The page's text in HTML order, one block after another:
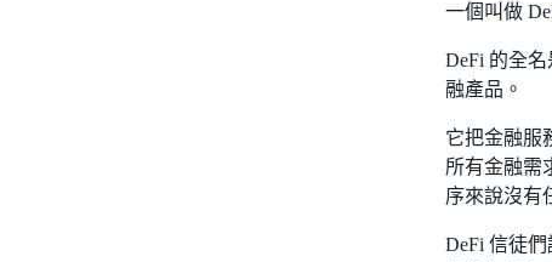
一個叫做
DeFi 的全
融產品。
它把金融服
所有金融需
序來說沒有
DeFi 信徒